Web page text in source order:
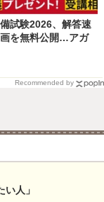
試験2026、解答速
を無料公開…アガ
Recommended by
人」